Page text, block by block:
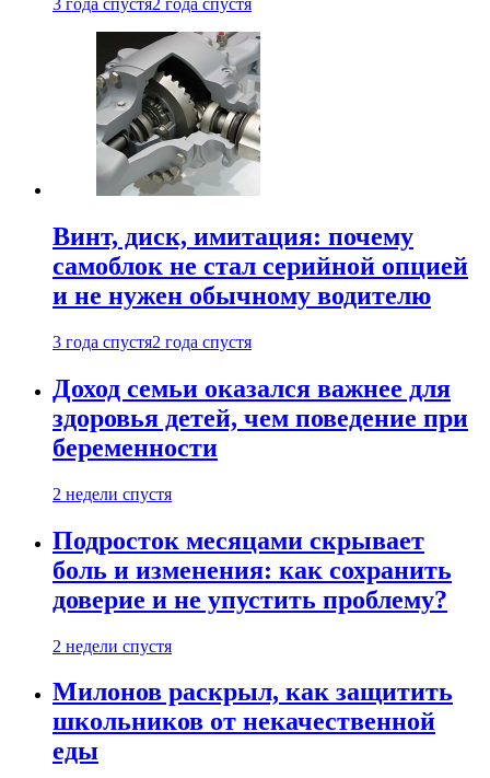
3 года спустя2 года спустя
Винт, диск, имитация: почему
самоблок не стал серийной опцией
и не нужен обычному водителю
3 года спустя2 года спустя
Доход семьи оказался важнее для
здоровья детей, чем поведение при
беременности
2 недели спустя
Подросток месяцами скрывает
боль и изменения: как сохранить
доверие и не упустить проблему?
2 недели спустя
Милонов раскрыл, как защитить
школьников от некачественной
еды